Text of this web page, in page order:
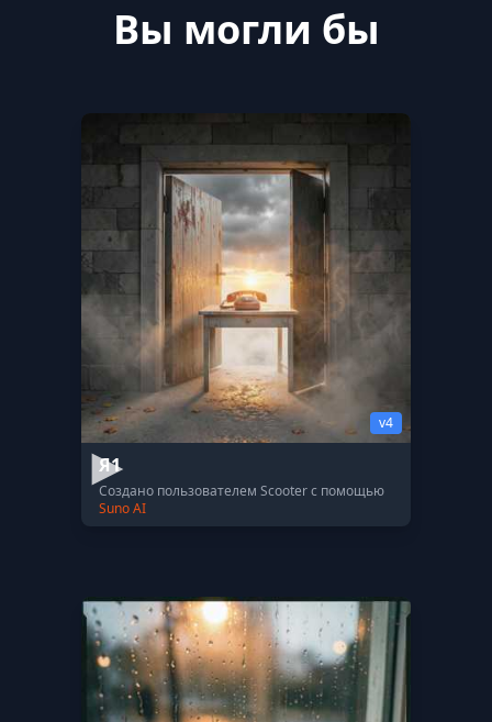
Вы могли бы
v4
Я1
Создано пользователем Scooter с помощью
Suno AI